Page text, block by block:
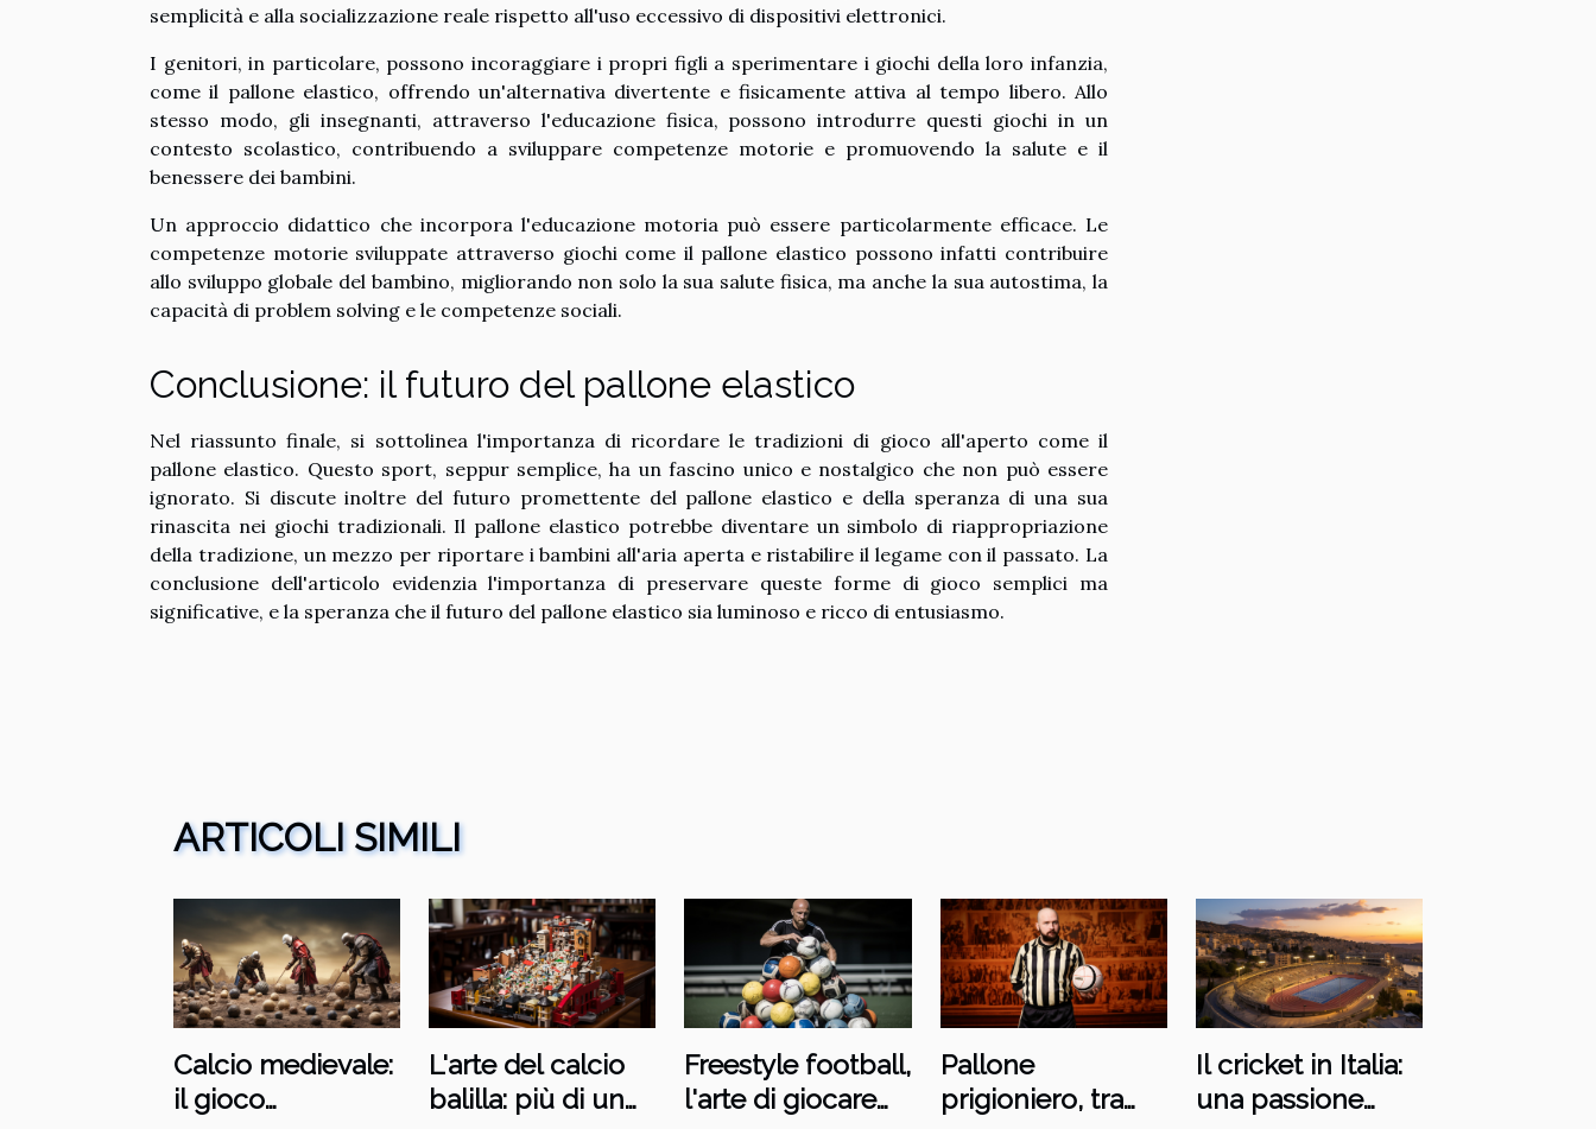
semplicità e alla socializzazione reale rispetto all'uso eccessivo di dispositivi elettronici.
I genitori, in particolare, possono incoraggiare i propri figli a sperimentare i giochi della loro infanzia,
come il pallone elastico, offrendo un'alternativa divertente e fisicamente attiva al tempo libero. Allo
stesso modo, gli insegnanti, attraverso l'educazione fisica, possono introdurre questi giochi in un
contesto scolastico, contribuendo a sviluppare competenze motorie e promuovendo la salute e il
benessere dei bambini.
Un approccio didattico che incorpora l'educazione motoria può essere particolarmente efficace. Le
competenze motorie sviluppate attraverso giochi come il pallone elastico possono infatti contribuire
allo sviluppo globale del bambino, migliorando non solo la sua salute fisica, ma anche la sua autostima, la
capacità di problem solving e le competenze sociali.
Conclusione: il futuro del pallone elastico
Nel riassunto finale, si sottolinea l'importanza di ricordare le tradizioni di gioco all'aperto come il
pallone elastico. Questo sport, seppur semplice, ha un fascino unico e nostalgico che non può essere
ignorato. Si discute inoltre del futuro promettente del pallone elastico e della speranza di una sua
rinascita nei giochi tradizionali. Il pallone elastico potrebbe diventare un simbolo di riappropriazione
della tradizione, un mezzo per riportare i bambini all'aria aperta e ristabilire il legame con il passato. La
conclusione dell'articolo evidenzia l'importanza di preservare queste forme di gioco semplici ma
significative, e la speranza che il futuro del pallone elastico sia luminoso e ricco di entusiasmo.
ARTICOLI SIMILI
Calcio medievale:
il gioco
L'arte del calcio
balilla: più di un
Freestyle football,
l'arte di giocare
Pallone
prigioniero, tra
Il cricket in Italia:
una passione